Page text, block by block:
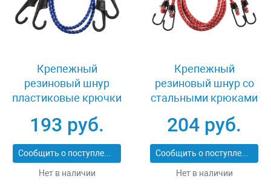
Крепежный
резиновый шнур
пластиковые крючки
сердечником 100 см 2
шт Зубр ЭКСПЕРТ
40508-100
193 руб.
Сообщить о поступлении
Нет в наличии
Крепежный
резиновый шнур со
стальными крюками
МАСТЕР 40507-100
204 руб.
Сообщить о поступлении
Нет в наличии